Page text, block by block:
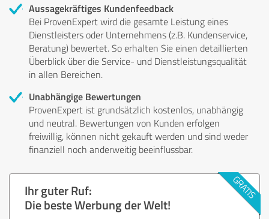
Aussagekräftiges Kundenfeedback
Bei ProvenExpert wird die gesamte Leistung eines
Dienstleisters oder Unternehmens (z.B. Kundenservice,
Beratung) bewertet. So erhalten Sie einen detaillierten
Überblick über die Service- und Dienstleistungsqualität
in allen Bereichen.
Unabhängige Bewertungen
ProvenExpert ist grundsätzlich kostenlos, unabhängig
und neutral. Bewertungen von Kunden erfolgen
freiwillig, können nicht gekauft werden und sind weder
finanziell noch anderweitig beeinflussbar.
Ihr guter Ruf:
Die beste Werbung der Welt!